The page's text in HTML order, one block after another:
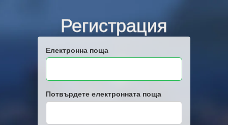
Регистрация
Електронна поща
Потвърдете електронната поща